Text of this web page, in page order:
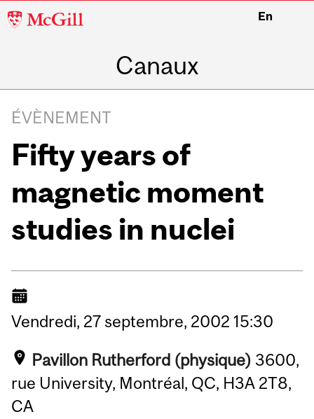
McGill
En
Canaux
ÉVÈNEMENT
Fifty years of
magnetic moment
studies in nuclei
Vendredi, 27septembre, 2002 15:30
Pavillon Rutherford (physique) 3600,
rue University, Montréal, QC, H3A 2T8,
CA